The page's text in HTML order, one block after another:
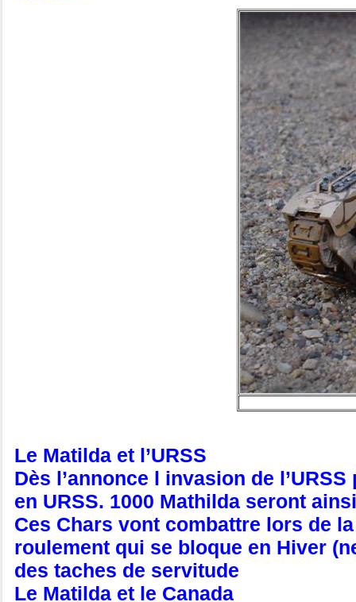
Le Matilda et l’URSS
Dès l’annonce l invasion de
en URSS. 1000 Mathilda seront
Ces Chars vont combattre lors de
roulement qui se bloque en Hiver
des taches de servitude
Le Matilda et le Canada